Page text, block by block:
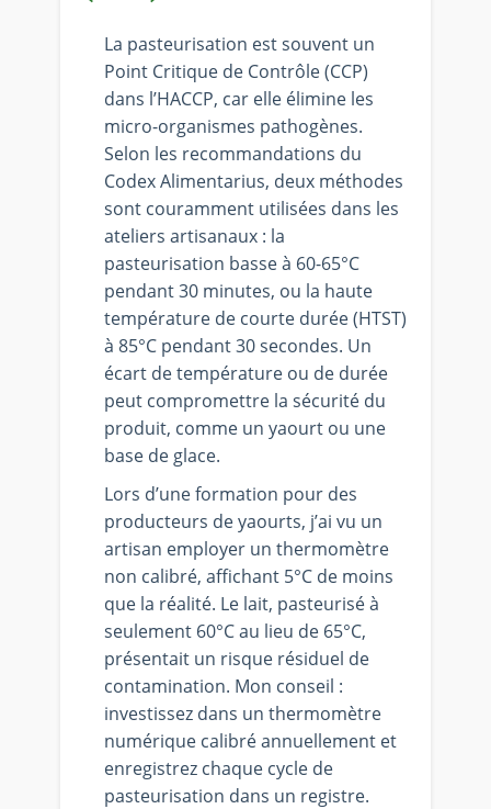
La pasteurisation est souvent un
Point Critique de Contrôle (CCP)
dans l’HACCP, car elle élimine les
micro-organismes pathogènes.
Selon les recommandations du
Codex Alimentarius, deux méthodes
sont couramment utilisées dans les
ateliers artisanaux : la
pasteurisation basse à 60-65°C
pendant 30 minutes, ou la haute
température de courte durée (HTST)
à 85°C pendant 30 secondes. Un
écart de température ou de durée
peut compromettre la sécurité du
produit, comme un yaourt ou une
base de glace.
Lors d’une formation pour des
producteurs de yaourts, j’ai vu un
artisan employer un thermomètre
non calibré, affichant 5°C de moins
que la réalité. Le lait, pasteurisé à
seulement 60°C au lieu de 65°C,
présentait un risque résiduel de
contamination. Mon conseil :
investissez dans un thermomètre
numérique calibré annuellement et
enregistrez chaque cycle de
pasteurisation dans un registre.